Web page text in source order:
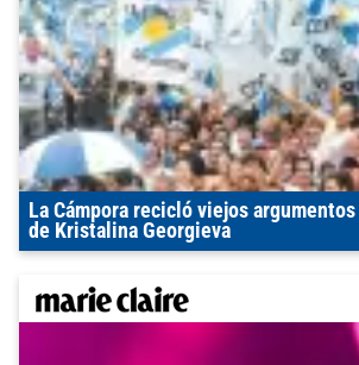
La Cámpora recicló viejos
de Kristalina Georgieva